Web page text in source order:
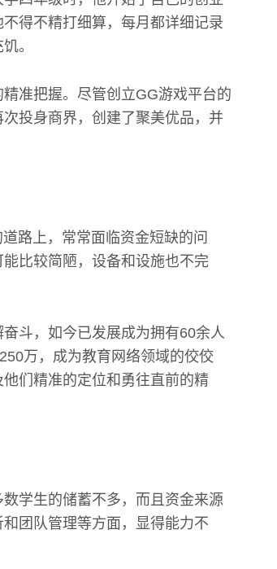
得不精打细算，每月都详细记录
。
准把握。尽管创立GG游戏平台的
投身商界，创建了聚美优品，并
路上，常常面临资金短缺的问
比较简陋，设备和设施也不完
斗，如今已发展成为拥有60余人
万，成为教育网络领域的佼佼
们精准的定位和勇往直前的精
学生的储蓄不多，而且资金来源
团队管理等方面，显得能力不